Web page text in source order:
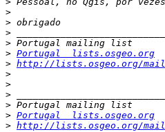
>
>
>
>
> Portugal  lists.osgeo.org
> http://lists.osgeo.org/
>
>
>
>
> Portugal  lists.osgeo.org
> http://lists.osgeo.org/